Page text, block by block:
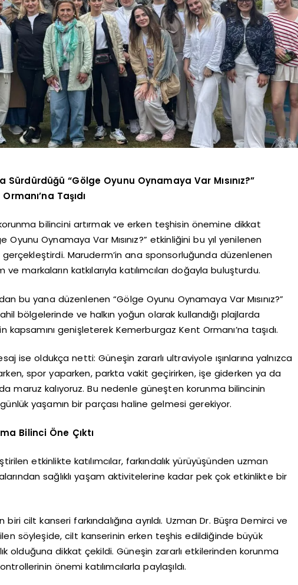
Sürdürdüğü “Gölge Oyunu Oynamaya Var Mısınız?”
Taşıdı
bilincini artırmak ve erken teşhisin önemine dikkat
Oynamaya Var Mısınız?” etkinliğini bu yıl yenilenen
Maruderm’in ana sponsorluğunda düzenlenen
markaların katkılarıyla katılımcıları doğayla buluşturdu.
bu yana düzenlenen “Gölge Oyunu Oynamaya Var Mısınız?”
bölgelerinde ve halkın yoğun olarak kullandığı plajlarda
kapsamını genişleterek Kemerburgaz Kent Ormanı’na taşıdı.
ise oldukça netti: Güneşin zararlı ultraviyole ışınlarına yalnızca
spor yaparken, parkta vakit geçirirken, işe giderken ya da
maruz kalıyoruz. Bu nedenle güneşten korunma bilincinin
yaşamın bir parçası haline gelmesi gerekiyor.
Bilinci Öne Çıktı
etkinlikte katılımcılar, farkındalık yürüyüşünden uzman
sağlıklı yaşam aktivitelerine kadar pek çok etkinlikte bir
cilt kanseri farkındalığına ayrıldı. Uzman Dr. Büşra Demirci ve
söyleşide, cilt kanserinin erken teşhis edildiğinde büyük
olduğuna dikkat çekildi. Güneşin zararlı etkilerinden korunma
önemi katılımcılarla paylaşıldı.